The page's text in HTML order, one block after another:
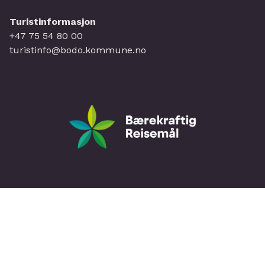
Turistinformasjon
+47 75 54 80 00
turistinfo@bodo.kommune.no